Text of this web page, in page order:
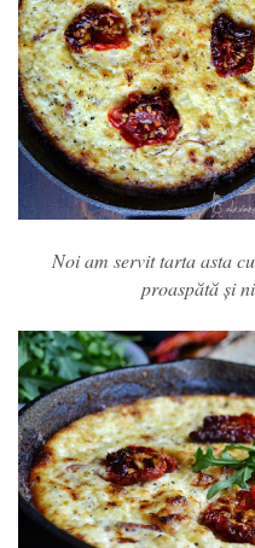
Noi am servit tarta asta
proaspătă și